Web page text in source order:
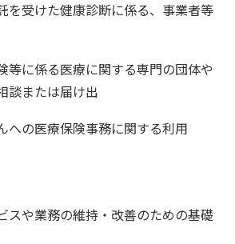
を受けた健康診断に係る、事業者等
等に係る医療に関する専門の団体や
談または届け出
への医療保険事務に関する利用
スや業務の維持・改善のための基礎